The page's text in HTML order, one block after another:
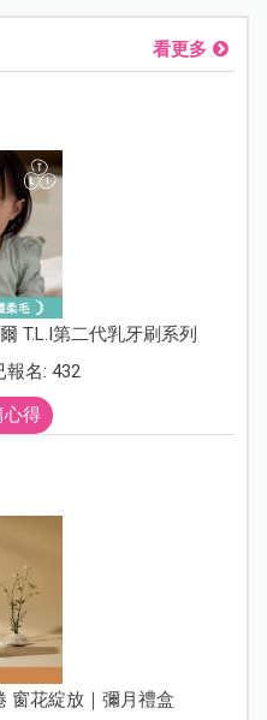
看更多
T.L.I第二代乳牙刷系列
報名: 432
心得
窗花綻放｜彌月禮盒